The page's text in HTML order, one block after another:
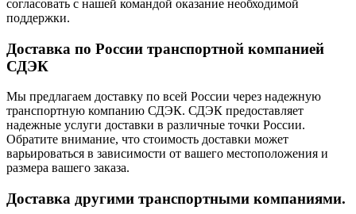
согласовать с нашей командой оказание необходимой
поддержки.
Доставка по России транспортной компанией
СДЭК
Мы предлагаем доставку по всей России через надежную
транспортную компанию СДЭК. СДЭК предоставляет
надежные услуги доставки в различные точки России.
Обратите внимание, что стоимость доставки может
варьироваться в зависимости от вашего местоположения и
размера вашего заказа.
Доставка другими транспортными компаниями.